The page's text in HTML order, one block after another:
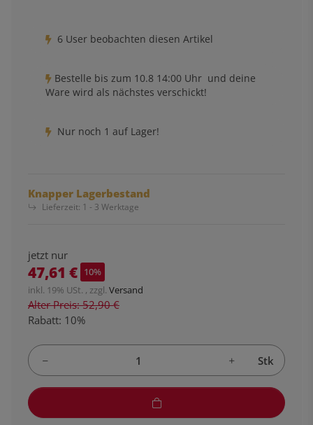
6 User beobachten diesen Artikel
Bestelle bis zum 10.8 14:00 Uhr und deine
Ware wird als nächstes verschickt!
Nur noch 1 auf Lager!
Knapper Lagerbestand
Lieferzeit: 1 - 3 Werktage
jetzt nur
47,61 € 10%
inkl. 19% USt. , zzgl. Versand
Alter Preis: 52,90 €
Rabatt: 10%
Stk